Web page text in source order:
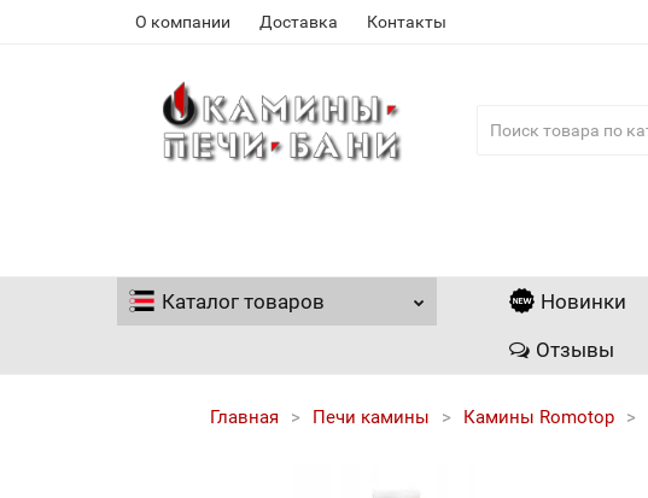
О компании Доставка Контакты
Каталог товаров Новинки
Отзывы
Главная Печи камины Камины Romotop